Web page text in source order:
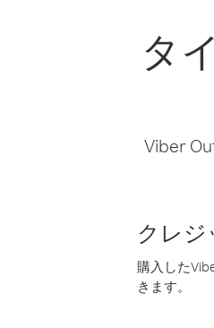
タ
Viber
クレジ
購入した
きます。